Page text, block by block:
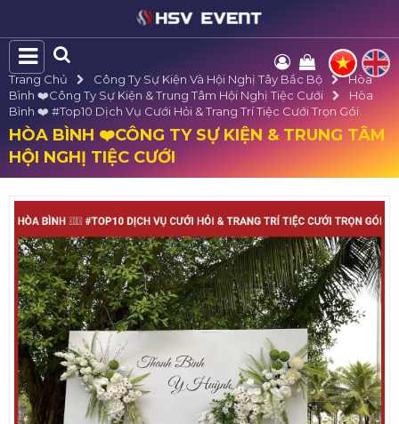
Trang Chủ Công Ty Sự Kiện Và Hội Nghị Tây Bắc Bộ
Hòa
Bình ❤️️Công Ty Sự Kiện & Trung Tâm Hội Nghị Tiệc Cưới
Hòa
Bình ❤️️ #top10 Dịch Vụ Cưới Hỏi & Trang Trí Tiệc Cưới Trọn Gói
HÒA BÌNH ❤️️CÔNG TY SỰ KIỆN & TRUNG TÂM
HỘI NGHỊ TIỆC CƯỚI